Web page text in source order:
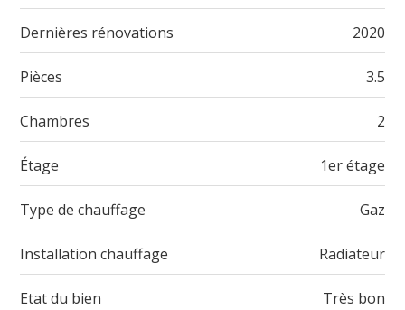
Dernières rénovations 2020
Pièces 3.5
Chambres 2
Étage 1er étage
Type de chauffage Gaz
Installation chauffage Radiateur
Etat du bien Très bon